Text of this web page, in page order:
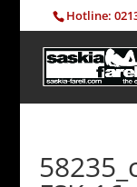
Hotline: